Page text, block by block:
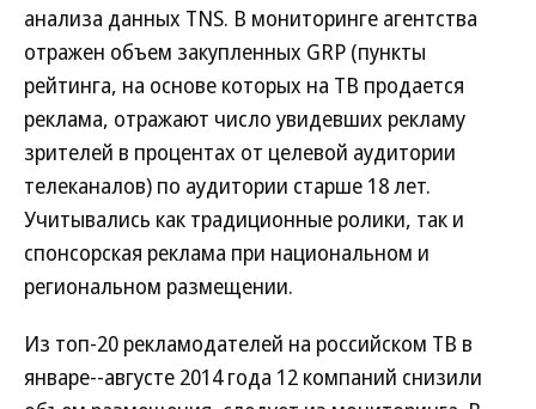
анализа данных TNS. В мониторинге агентства
отражен объем закупленных GRP (пункты
рейтинга, на основе которых на ТВ продается
реклама, отражают число увидевших рекламу
зрителей в процентах от целевой аудитории
телеканалов) по аудитории старше 18 лет.
Учитывались как традиционные ролики, так и
спонсорская реклама при национальном и
региональном размещении.
Из топ-20 рекламодателей на российском ТВ в
январе--августе 2014 года 12 компаний снизили